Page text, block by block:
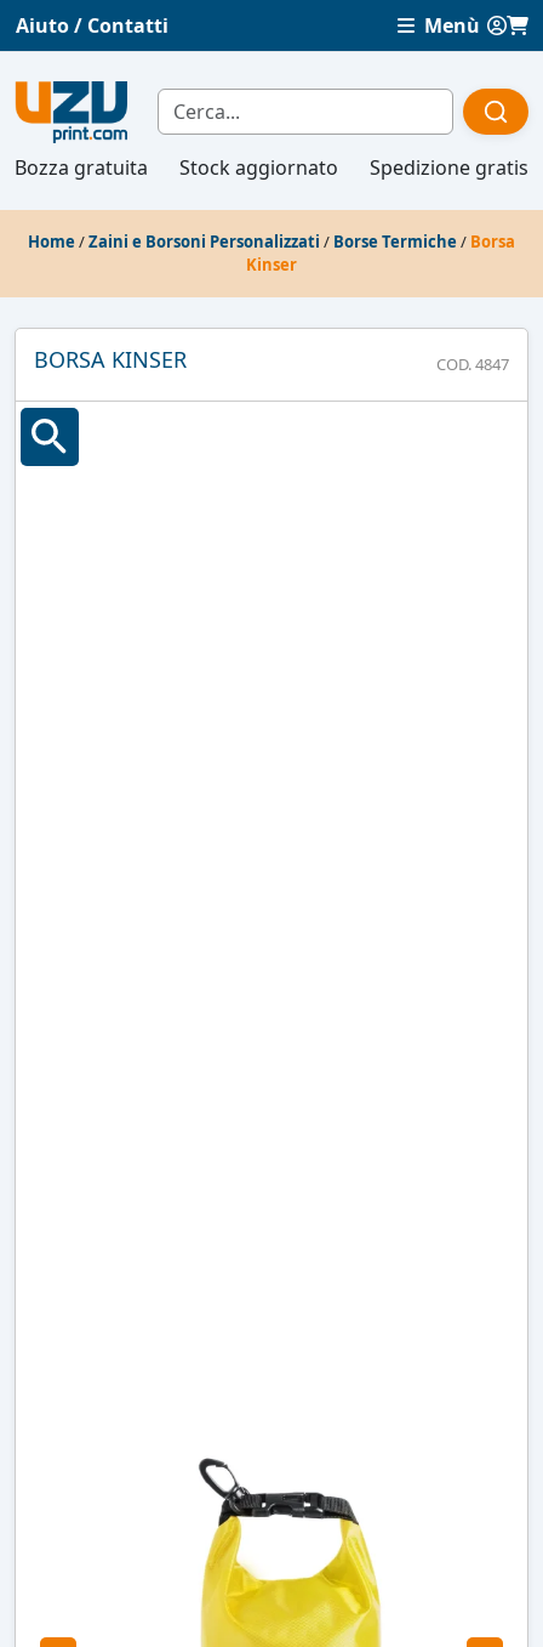
Aiuto / Contatti Menù
Bozza gratuita Stock aggiornato Spedizione gratis
Home /Zaini e Borsoni Personalizzati / Borse Termiche / Borsa
Kinser
BORSA KINSER COD. 4847